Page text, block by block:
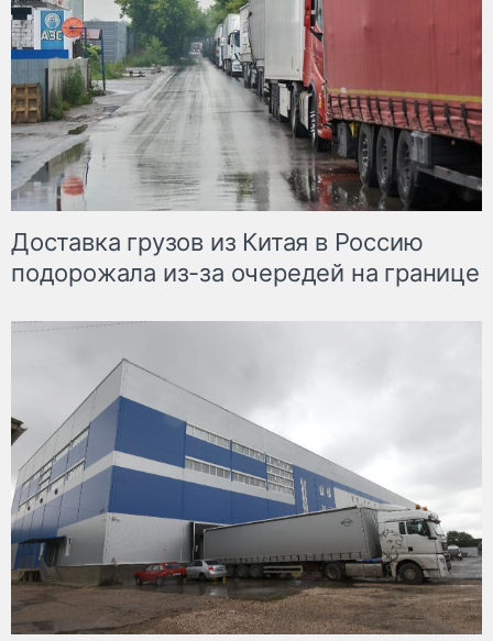
Доставка грузов из Китая в Россию
подорожала из-за очередей на границе